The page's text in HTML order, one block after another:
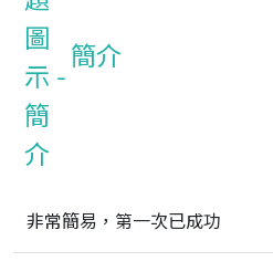
簡介
非常簡易，第一次已成功